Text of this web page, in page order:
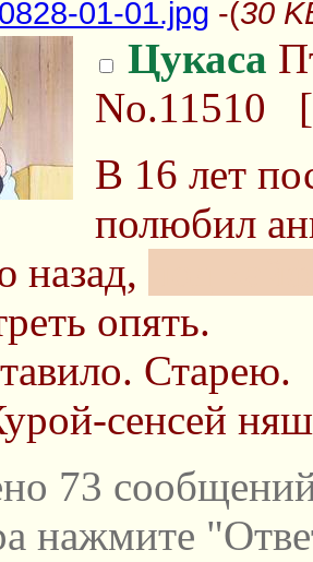
01-01.jpg -(30
Цукаса
No.11510 [
В 16 лет
полюбил
назад,
опять.
Старею.
сенсей
73
нажмите